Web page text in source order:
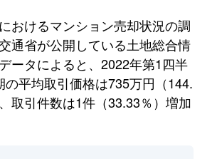
おけるマンション売却状況の調
通省が公開している土地総合情
ータによると、2022年第1四半
の平均取引価格は735万円（144.
取引件数は1件（33.33％）増加